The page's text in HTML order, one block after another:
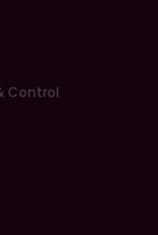
link lijst
Control